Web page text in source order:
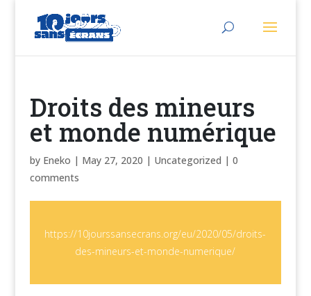
Droits des mineurs
et monde numérique
by Eneko | May 27, 2020 | Uncategorized | 0
comments
https://10jourssansecrans.org/eu/2020/05/droits-
des-mineurs-et-monde-numerique/